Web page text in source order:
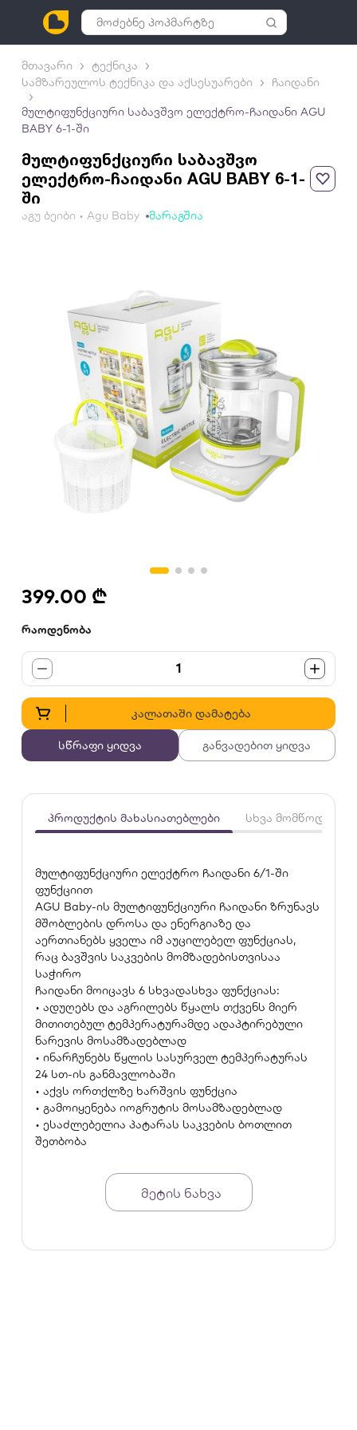
მთავარი
ტექნიკა
სამზარეულოს ტექნიკა და აქსესუარები
ჩაიდანი
მულტიფუნქციური საბავშვო ელექტრო-ჩაიდანი AGU
BABY 6-1-ში
მულტიფუნქციური საბავშვო
ელექტრო-ჩაიდანი AGU BABY 6-1-
ში
აგუ ბეიბი • Agu Baby მარაგშია
399.00 ₾
რაოდენობა
1
კალათაში დამატება
სწრაფი ყიდვა განვადებით ყიდვა
პროდუქტის მახასიათებლები სხვა
მულტიფუნქციური ელექტრო ჩაიდანი 6/1-ში
ფუნქციით
AGU Baby-ის მულტიფუნქციური ჩაიდანი ზრუნავს
მშობლების დროსა და ენერგიაზე და
აერთიანებს ყველა იმ აუცილებელ ფუნქციას,
რაც ბავშვის საკვების მომზადებისთვისაა
საჭირო
ჩაიდანი მოიცავს 6 სხვადასხვა ფუნქციას:
• ადუღებს და აგრილებს წყალს თქვენს მიერ
მითითებულ ტემპერატურამდე ადაპტირებული
ნარევის მოსამზადებლად
• ინარჩუნებს წყლის სასურველ ტემპერატურას
24 სთ-ის განმავლობაში
• აქვს ორთქლზე ხარშვის ფუნქცია
• გამოიყენება იოგრუტის მოსამზადებლად
• ესაძლებელია პატარას საკვების ბოთლით
შეთბობა
სპეციალური კონტეინერი და "მაღალი
თავსახური" დიდი ზომის ჭურჭლისთვის
• ითიშება ავტომატურად არასაკმარისი წყლის
მეტის ნახვა